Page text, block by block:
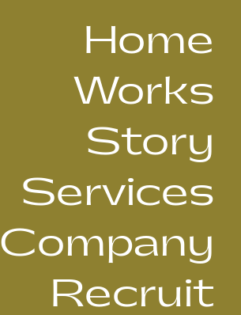
Home
Works
Story
Services
Company
Recruit